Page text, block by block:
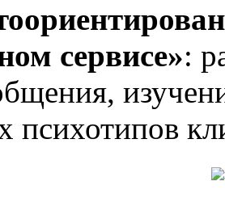
сервисе»:
психотипов